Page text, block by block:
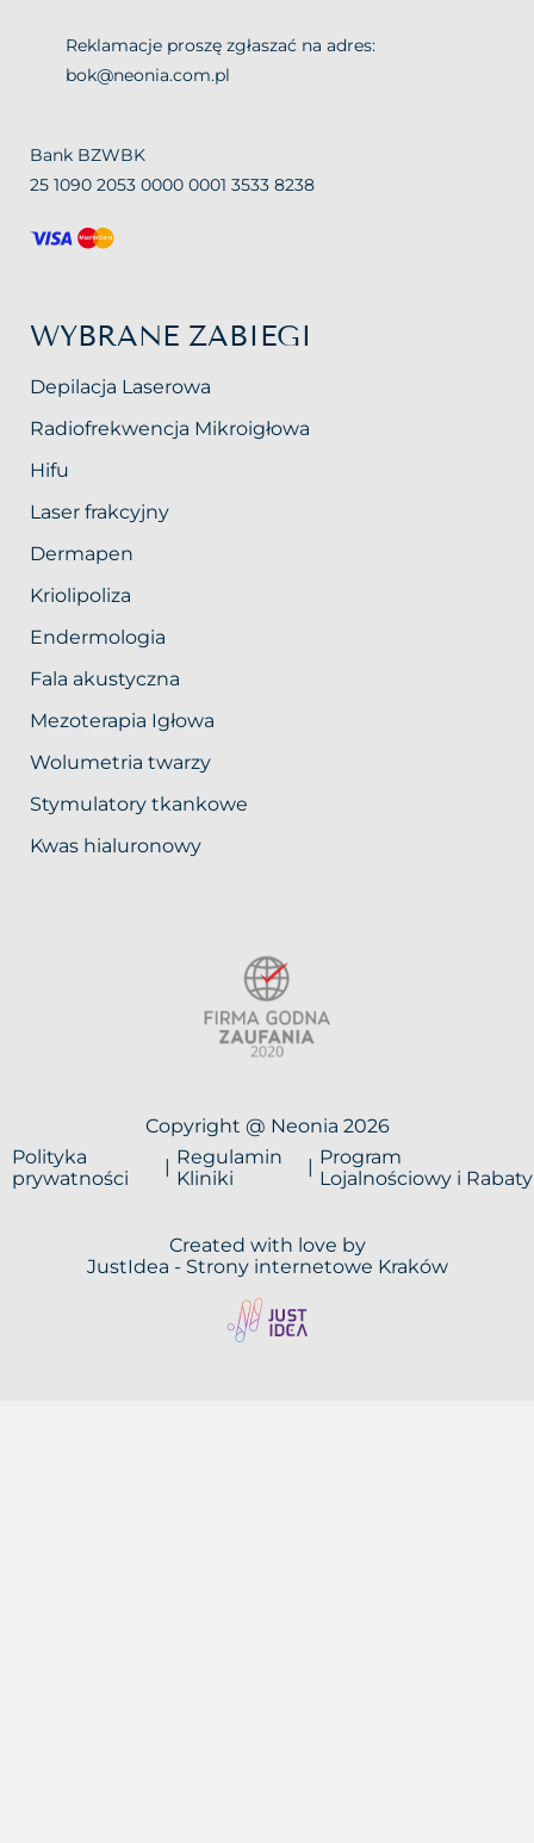
Reklamacje proszę zgłaszać na adres:
bok@neonia.com.pl
Bank BZWBK
25 1090 2053 0000 0001 3533 8238
WYBRANE ZABIEGI
Depilacja Laserowa
Radiofrekwencja Mikroigłowa
Hifu
Laser frakcyjny
Dermapen
Kriolipoliza
Endermologia
Fala akustyczna
Mezoterapia Igłowa
Wolumetria twarzy
Stymulatory tkankowe
Kwas hialuronowy
Copyright @ Neonia 2026
Polityka
prywatności
Regulamin
Kliniki
Program
Lojalnościowy i Rabaty
Created with love by
JustIdea - Strony internetowe Kraków